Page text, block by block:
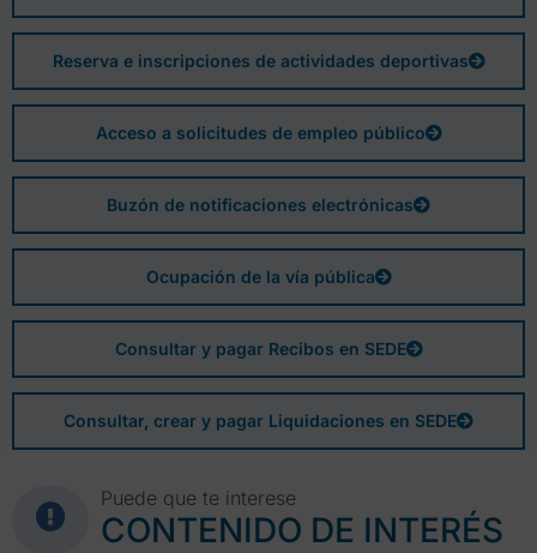
Reserva e inscripciones de actividades deportivas
Acceso a solicitudes de empleo público
Buzón de notificaciones electrónicas
Ocupación de la vía pública
Consultar y pagar Recibos en SEDE
Consultar, crear y pagar Liquidaciones en SEDE
Puede que te interese
CONTENIDO DE INTERÉS